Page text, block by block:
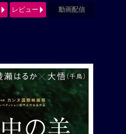
レビュー 動画配信